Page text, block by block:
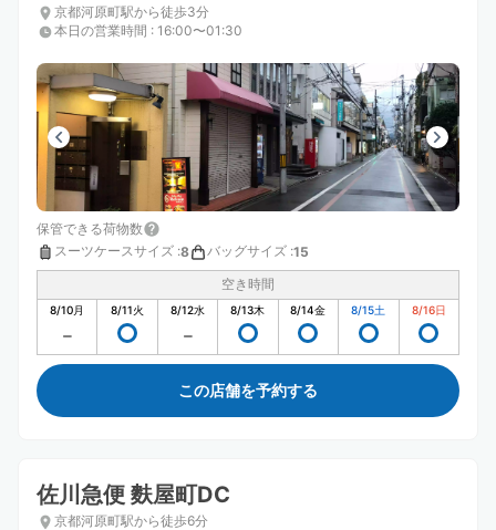
京都河原町駅から徒歩3分
本日の営業時間 : 16:00〜01:30
保管できる荷物数
スーツケースサイズ :8 バッグサイズ :15
空き時間
8/10月 8/11火 8/12水 8/13木 8/14金 8/15土 8/16日
この店舗を予約する
佐川急便 麩屋町DC
京都河原町駅から徒歩6分